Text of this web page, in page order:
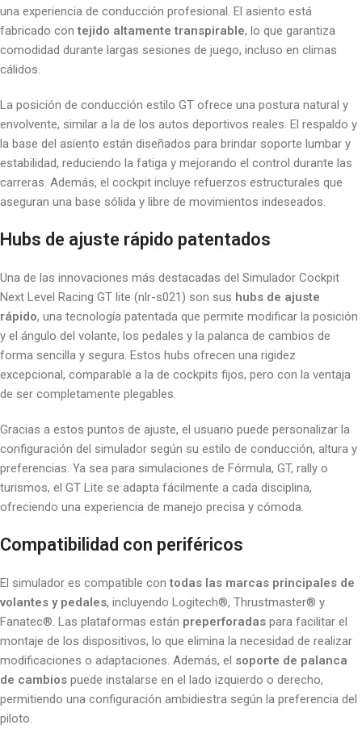
una experiencia de conducción profesional. El asiento está
fabricado contejido altamente transpirable, lo que garantiza
comodidad durante largas sesiones de juego, incluso en climas
cálidos.
La posición de conducción estilo GT ofrece una postura natural y
envolvente, similar a la de los autos deportivos reales. El respaldo y
la base del asiento están diseñados para brindar soporte lumbar y
estabilidad, reduciendo la fatiga y mejorando el control durante las
carreras. Además, el cockpit incluye refuerzos estructurales que
aseguran una base sólida y libre de movimientos indeseados.
Hubs de ajuste rápido patentados
Una de las innovaciones más destacadas del Simulador Cockpit
Next Level Racing GT lite (nlr-s021) son sus hubs de ajuste
rápido, una tecnología patentada que permite modificar la posición
y el ángulo del volante, los pedales y la palanca de cambios de
forma sencilla y segura. Estos hubs ofrecen una rigidez
excepcional, comparable a la de cockpits fijos, pero con la ventaja
de ser completamente plegables.
Gracias a estos puntos de ajuste, el usuario puede personalizar la
configuración del simulador según su estilo de conducción, altura y
preferencias. Ya sea para simulaciones de Fórmula, GT, rally o
turismos, el GT Lite se adapta fácilmente a cada disciplina,
ofreciendo una experiencia de manejo precisa y cómoda.
Compatibilidad con periféricos
El simulador es compatible contodas las marcas principales de
volantes y pedales, incluyendo Logitech®, Thrustmaster® y
Fanatec®. Las plataformas están preperforadas para facilitar el
montaje de los dispositivos, lo que elimina la necesidad de realizar
modificaciones o adaptaciones. Además, el soporte de palanca
de cambios puede instalarse en el lado izquierdo o derecho,
permitiendo una configuración ambidiestra según la preferencia del
piloto.